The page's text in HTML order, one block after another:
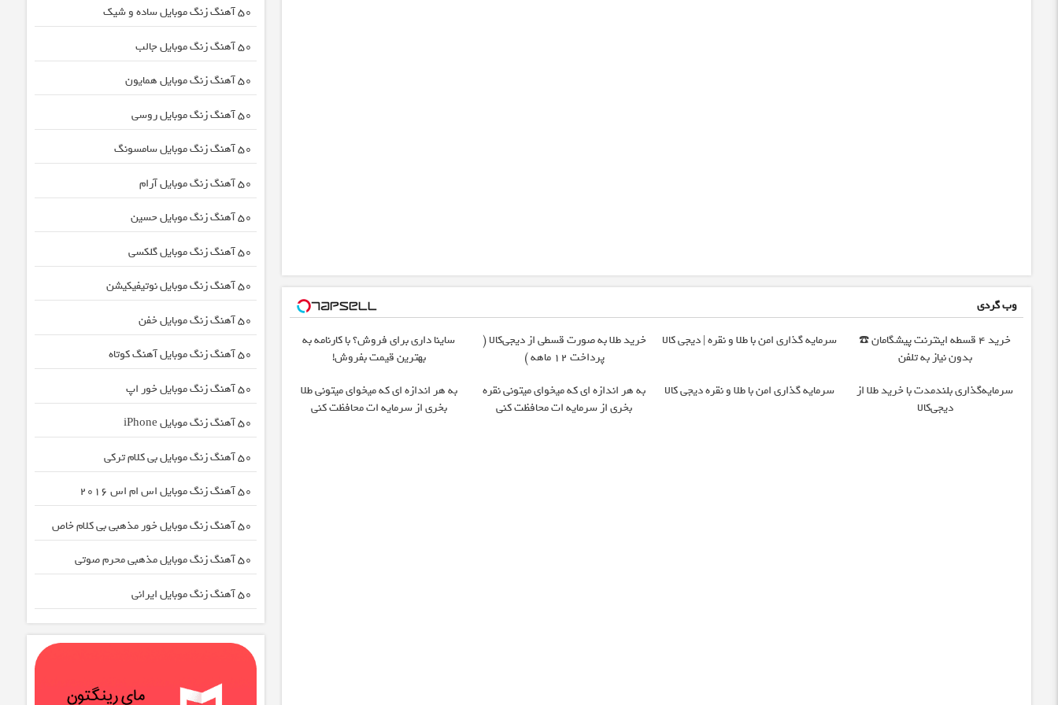
وب گردی
خرید 4 قسطه اینترنت پیشگامان ☎️
بدون نیاز به تلفن
سرمایه گذاری امن با طلا و نقره | دیجی کالا
خرید طلا به صورت قسطی از دیجی‌کالا (
پرداخت 12 ماهه )
ساینا داری برای فروش؟ با کارنامه به
بهترین قیمت بفروش!
سرمایه‌گذاری بلندمدت با خرید طلا از
دیجی‌کالا
سرمایه گذاری امن با طلا و نقره دیجی کالا
به هر اندازه ای که میخوای میتونی نقره
بخری از سرمایه ات محافظت کنی
به هر اندازه ای که میخوای میتونی طلا
بخری از سرمایه ات محافظت کنی
50 آهنگ زنگ موبایل ساده و شیک
50 آهنگ زنگ موبایل جالب
50 آهنگ زنگ موبایل همایون
50 آهنگ زنگ موبایل روسی
50 آهنگ زنگ موبایل سامسونگ
50 آهنگ زنگ موبایل آرام
50 آهنگ زنگ موبایل حسین
50 آهنگ زنگ موبایل گلکسی
50 آهنگ زنگ موبایل نوتیفیکیشن
50 آهنگ زنگ موبایل خفن
50 آهنگ زنگ موبایل آهنگ کوتاه
50 آهنگ زنگ موبایل خور اپ
50 آهنگ زنگ موبایل iPhone
50 آهنگ زنگ موبایل بی کلام ترکی
50 آهنگ زنگ موبایل اس ام اس 2016
50 آهنگ زنگ موبایل خور مذهبی بی کلام خاص
50 آهنگ زنگ موبایل مذهبی محرم صوتی
50 آهنگ زنگ موبایل ایرانی